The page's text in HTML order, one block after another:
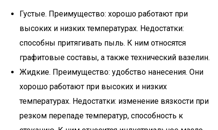
Густые. Преимущество: хорошо работают при
высоких и низких температурах. Недостатки:
способны притягивать пыль. К ним относятся
графитовые составы, а также технический вазелин.
Жидкие. Преимущество: удобство нанесения. Они
хорошо работают при высоких и низких
температурах. Недостатки: изменение вязкости при
резком перепаде температур, способность к